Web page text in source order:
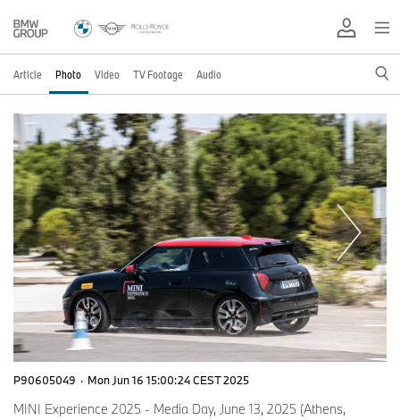
Article Photo Video TV Footage Audio
P90605049 · Mon Jun 16 15:00:24 CEST 2025
MINI Experience 2025 - Media Day, June 13, 2025 (Athens,